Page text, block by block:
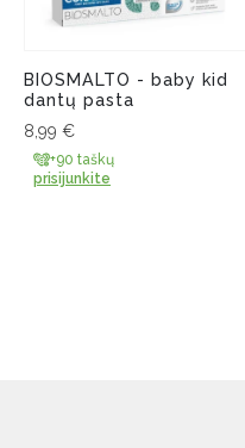
BIOSMALTO - baby kid
dantų pasta
8,99 €
+90 taškų
prisijunkite